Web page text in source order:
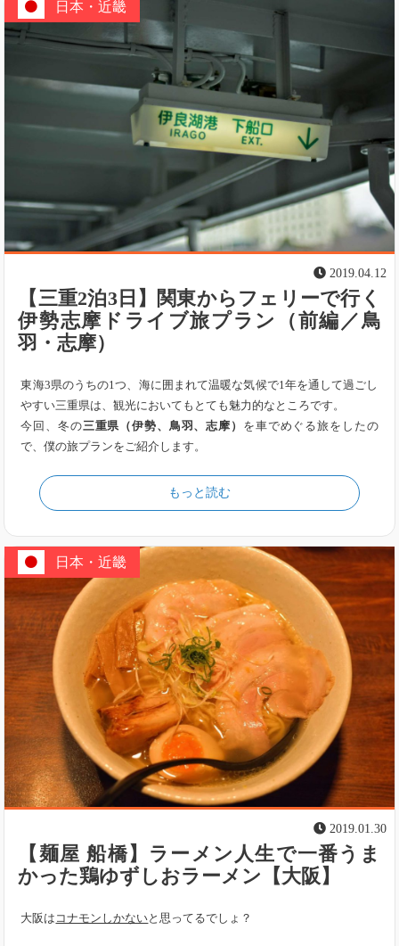
日本・近畿
2019.04.12
【三重2泊3日】関東からフェリーで行く
伊勢志摩ドライブ旅プラン（前編／鳥
羽・志摩）
東海3県のうちの1つ、海に囲まれて温暖な気候で1年を通して過ごし
やすい三重県は、観光においてもとても魅力的なところです。
今回、冬の三重県（伊勢、鳥羽、志摩） を車でめぐる旅をしたの
で、僕の旅プランをご紹介します。
もっと読む
日本・近畿
2019.01.30
【麺屋 船橋】ラーメン人生で一番うま
かった鶏ゆずしおラーメン【大阪】
大阪は コナモンしかないと思ってるでしょ？